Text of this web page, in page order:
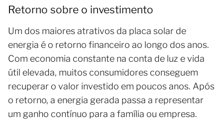
Retorno sobre o investimento
Um dos maiores atrativos da placa solar de
energia é o retorno financeiro ao longo dos anos.
Com economia constante na conta de luz e vida
útil elevada, muitos consumidores conseguem
recuperar o valor investido em poucos anos. Após
o retorno, a energia gerada passa a representar
um ganho contínuo para a família ou empresa.